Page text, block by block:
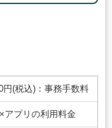
円(税込)：事務手数料
アプリの利用料金